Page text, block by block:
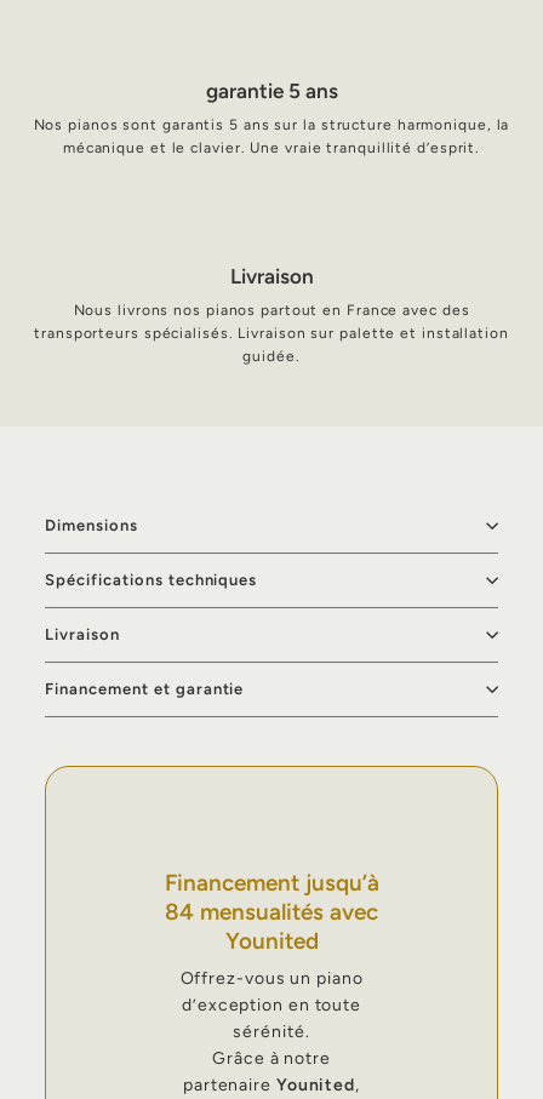
garantie 5 ans
Nos pianos sont garantis 5 ans sur la structure harmonique, la
mécanique et le clavier. Une vraie tranquillité d’esprit.
Livraison
Nous livrons nos pianos partout en France avec des
transporteurs spécialisés. Livraison sur palette et installation
guidée.
Dimensions
Spécifications techniques
Livraison
Financement et garantie
Financement jusqu’à
84 mensualités avec
Younited
Offrez-vous un piano
d’exception en toute
sérénité.
Grâce à notre
partenaire Younited,